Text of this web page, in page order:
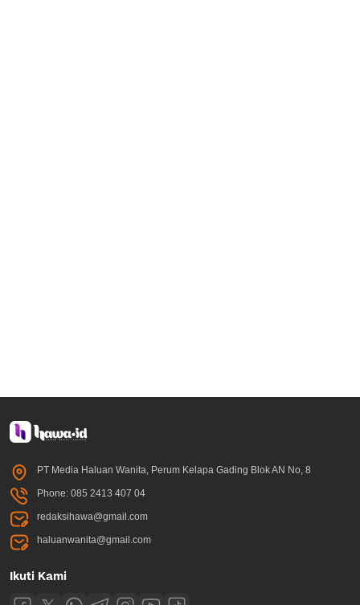
PT Media Haluan Wanita, Perum Kelapa Gading Blok AN No, 8
Phone: 085 2413 407 04
redaksihawa@gmail.com
haluanwanita@gmail.com
Ikuti Kami